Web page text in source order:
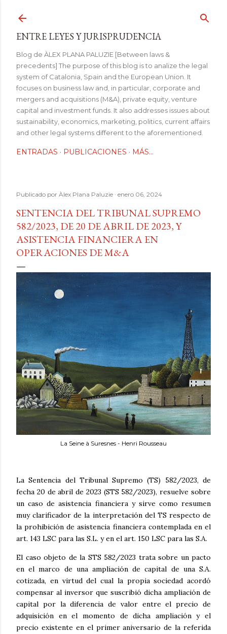
ENTRE LEYES Y JURISPRUDENCIA
Blog de ÀLEX PLANA PALUZIE [Between laws &
precedents] The purpose of this blog is to analize the legal
system of Catalonia, Spain and the European Union. It
focuses on business law and, in particular, corporate and
mergers and acquisitions (M&A), private equity, venture
capital and investment funds. It also addresses issues about
sustainability, economics, marketing, politics, current affairs
and other legal systems different to the aforementioned.
ENTRADAS PUBLICACIONES MÁS…
Publicado por Àlex Plana Paluzie enero 06, 2024
SENTENCIA DEL TRIBUNAL SUPREMO
582/2023, DE 20 DE ABRIL DE 2023, Y
ASISTENCIA FINANCIERA EN
OPERACIONES DE M&A
La Seine à Suresnes - Henri Rousseau
La Sentencia del Tribunal Supremo (TS) 582/2023, de
fecha 20 de abril de 2023 (STS 582/2023), resuelve sobre
un caso de asistencia financiera y sirve como resumen
muy clarificador de la interpretación del TS respecto de
la prohibición de asistencia financiera contemplada en el
art. 143 LSC para las S.L. y en el art. 150 LSC para las S.A.
El caso objeto de la STS 582/2023 trata sobre un pacto
en el marco de una ampliación de capital de una S.A.
cotizada, en virtud del cual la propia sociedad acordó
compensar al inversor que suscribió dicha ampliación de
capital por la diferencia de valor entre el precio de
adquisición en el momento de dicha ampliación y el
precio existente en el primer aniversario de la referida